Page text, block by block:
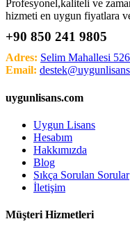
Profesyonel,kaliteli ve
hizmeti en uygun fiyatlara
+90 850 241 9805
Adres: Selim Mahallesi
Email:
uygunlisans.com
Uygun Lisans
Hesabım
Hakkımızda
Blog
Sıkça Sorulan Sorular
İletişim
Müşteri Hizmetleri